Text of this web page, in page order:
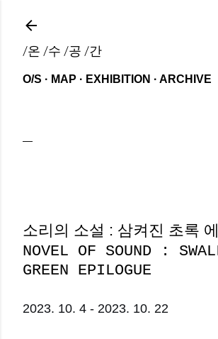
/온 /수 /공 /간
O/S MAP EXHIBITION ARCHIVE
소리의 소설 : 삼켜진 초록
NOVEL OF SOUND :
GREEN EPILOGUE
2023. 10. 4 - 2023. 10. 22